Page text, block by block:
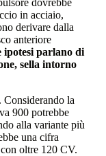
dovrebbe
in acciaio,
derivare dalla
anteriore
ipotesi parlano di
sella intorno
la
900 potrebbe
alla variante più
una cifra
oltre 120 CV.